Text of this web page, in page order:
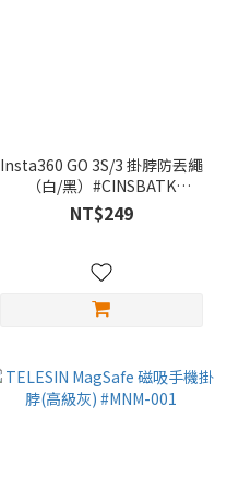
Insta360 GO 3S/3 掛脖防丟繩
（白/黑）#CINSBATK
#CINSBATJ
NT$249